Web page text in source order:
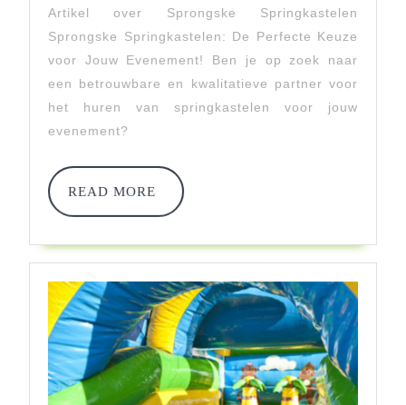
Voor
Artikel over Sprongske Springkastelen
Sprongske Springkastelen: De Perfecte Keuze
voor Jouw Evenement! Ben je op zoek naar
een betrouwbare en kwalitatieve partner voor
het huren van springkastelen voor jouw
evenement?
READ MORE
READ
MORE